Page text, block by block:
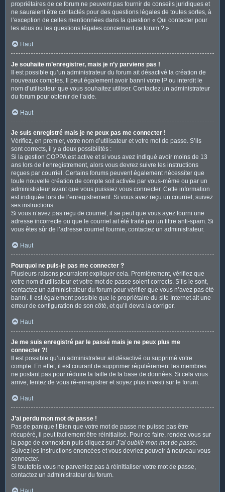
propriétaires de ce forum ne peuvent pas fournir de conseils juridiques et
ne sauraient être contactés pour des questions légales de toutes sortes, à
l’exception de celles mentionnées dans la question « Qui contacter pour
les abus ou les questions légales concernant ce forum ? ».
Haut
Je souhaite m’enregistrer, mais je n’y parviens pas !
Il est possible qu’un administrateur du forum ait désactivé la création de
nouveaux comptes. Il peut également avoir banni votre IP ou interdit le
nom d’utilisateur que vous souhaitez utiliser. Contactez un administrateur
du forum pour obtenir de l’aide.
Haut
Je suis enregistré mais je ne peux pas me connecter !
Vérifiez, en premier, votre nom d’utilisateur et votre mot de passe. S’ils
sont corrects, il y a deux possibilités :
Si la gestion COPPA est active et si vous avez indiqué avoir moins de 13
ans lors de l’enregistrement, alors vous devrez suivre les instructions
reçues par courriel. Certains forums peuvent également nécessiter que
toute nouvelle création de compte soit activée par vous-même ou par un
administrateur avant que vous puissiez vous connecter. Cette information
est indiquée lors de l’enregistrement. Si vous avez reçu un courriel, suivez
ses instructions.
Si vous n’avez pas reçu de courriel, il se peut que vous ayez fourni une
adresse incorrecte ou que le courriel ait été traité par un filtre anti-spam. Si
vous êtes sûr de l’adresse courriel fournie, contactez un administrateur.
Haut
Pourquoi ne puis-je pas me connecter ?
Plusieurs raisons pourraient expliquer cela. Premièrement, vérifiez que
votre nom d’utilisateur et votre mot de passe soient corrects. S’ils le sont,
contactez un administrateur du forum pour vérifier que vous n’avez pas été
banni. Il est également possible que le propriétaire du site Internet ait une
erreur de configuration de son côté, et qu’il devra la corriger.
Haut
Je me suis enregistré par le passé mais je ne peux plus me
connecter ?!
Il est possible qu’un administrateur ait désactivé ou supprimé votre
compte. En effet, il est courant de supprimer régulièrement les membres
ne postant pas pour réduire la taille de la base de données. Si cela vous
arrive, tentez de vous ré-enregistrer et soyez plus investi sur le forum.
Haut
J’ai perdu mon mot de passe !
Pas de panique ! Bien que votre mot de passe ne puisse pas être
récupéré, il peut facilement être réinitialisé. Pour ce faire, rendez vous sur
la page de connexion puis cliquez sur J’ai oublié mon mot de passe.
Suivez les instructions énoncées et vous devriez pouvoir à nouveau vous
connecter.
Si toutefois vous ne parveniez pas à réinitialiser votre mot de passe,
contactez un administrateur du forum.